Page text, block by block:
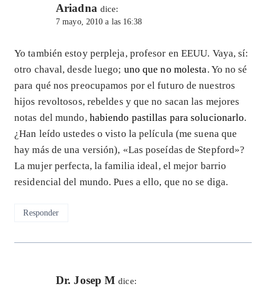
Ariadna dice:
7 mayo, 2010 a las 16:38
Yo también estoy perpleja, profesor en EEUU. Vaya, sí:
otro chaval, desde luego; uno que no molesta. Yo no sé
para qué nos preocupamos por el futuro de nuestros
hijos revoltosos, rebeldes y que no sacan las mejores
notas del mundo, habiendo pastillas para solucionarlo.
¿Han leído ustedes o visto la película (me suena que
hay más de una versión), «Las poseídas de Stepford»?
La mujer perfecta, la familia ideal, el mejor barrio
residencial del mundo. Pues a ello, que no se diga.
Responder
Dr. Josep M dice: